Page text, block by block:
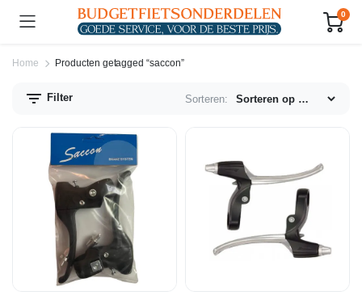
0
Home Producten getagged “saccon”
Filter Sorteren: